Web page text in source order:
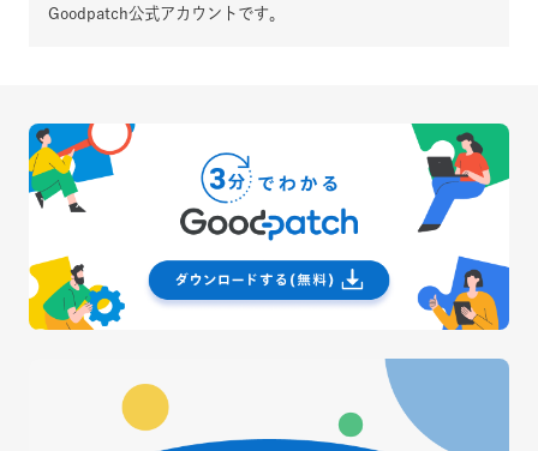
Goodpatch公式アカウントです。